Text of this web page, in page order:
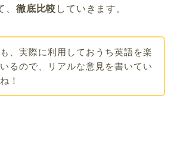
、徹底比較 していきます。
、実際に利用しておうち英語を楽
るので、リアルな意見を書いてい
！